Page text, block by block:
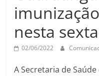
nesta
02/06/2022
A Secretaria de